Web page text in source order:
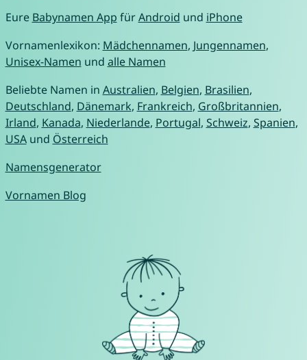
Eure Babynamen App fürAndroid und iPhone
Vornamenlexikon: Mädchennamen, Jungennamen,
Unisex-Namen und alle Namen
Beliebte Namen in Australien, Belgien, Brasilien,
Deutschland, Dänemark, Frankreich, Großbritannien,
Irland, Kanada, Niederlande, Portugal, Schweiz, Spanien,
USAund Österreich
Namensgenerator
Vornamen Blog